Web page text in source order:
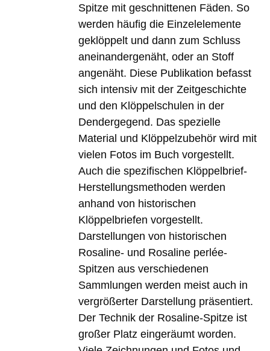
Spitze mit geschnittenen Fäden. So
werden häufig die Einzelelemente
geklöppelt und dann zum Schluss
aneinandergenäht, oder an Stoff
angenäht. Diese Publikation befasst
sich intensiv mit der Zeitgeschichte
und den Klöppelschulen in der
Dendergegend. Das spezielle
Material und Klöppelzubehör wird mit
vielen Fotos im Buch vorgestellt.
Auch die spezifischen Klöppelbrief-
Herstellungsmethoden werden
anhand von historischen
Klöppelbriefen vorgestellt.
Darstellungen von historischen
Rosaline- und Rosaline perlée-
Spitzen aus verschiedenen
Sammlungen werden meist auch in
vergrößerter Darstellung präsentiert.
Der Technik der Rosaline-Spitze ist
großer Platz eingeräumt worden.